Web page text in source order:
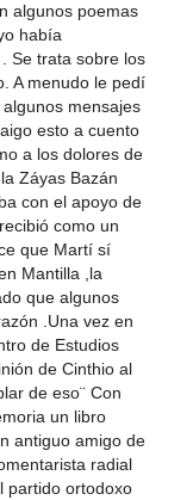
algunos poemas
había
Se trata sobre los
A menudo le pedí
mensajes
esto a cuento
a los dolores de
Záyas Bazán
con el apoyo de
como un
que Martí sí
Mantilla ,la
que algunos
.Una vez en
de Estudios
de Cinthio al
de eso¨ Con
un libro
antiguo amigo de
radial
partido ortodoxo